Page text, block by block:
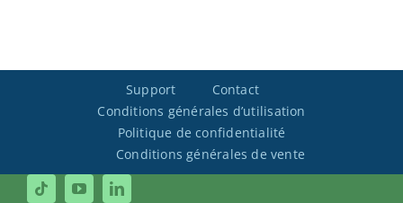
Support
Contact
Conditions générales d’utilisation
Politique de confidentialité
Conditions générales de vente